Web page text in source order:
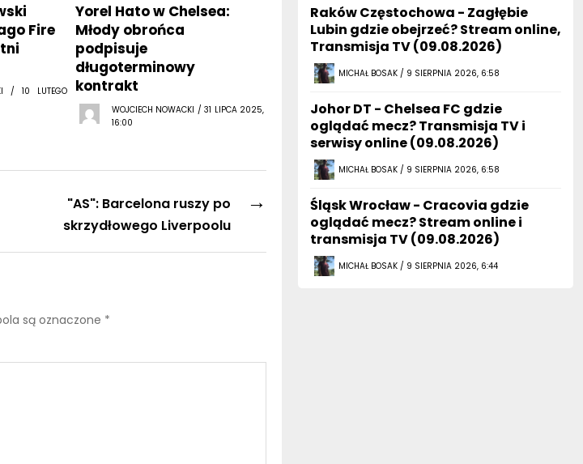
Fire
/ 10 LUTEGO
Yorel Hato w Chelsea:
Młody obrońca
podpisuje
długoterminowy
kontrakt
WOJCIECH NOWACKI / 31 LIPCA 2025,
16:00
→
"AS": Barcelona ruszy po
skrzydłowego Liverpoolu
są oznaczone *
Raków Częstochowa - Zagłębie
Lubin gdzie obejrzeć? Stream online,
Transmisja TV (09.08.2026)
MICHAŁ BOSAK / 9 SIERPNIA 2026, 6:58
Johor DT - Chelsea FC gdzie
oglądać mecz? Transmisja TV i
serwisy online (09.08.2026)
MICHAŁ BOSAK / 9 SIERPNIA 2026, 6:58
Śląsk Wrocław - Cracovia gdzie
oglądać mecz? Stream online i
transmisja TV (09.08.2026)
MICHAŁ BOSAK / 9 SIERPNIA 2026, 6:44